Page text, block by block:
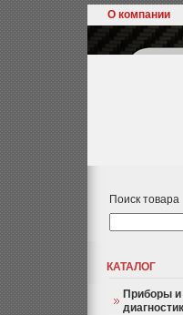
О компании
Поиск товара
КАТАЛОГ
Приборы